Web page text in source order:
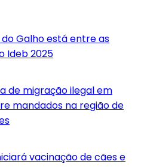
do Galho está entre as
Ideb 2025
de migração ilegal em
mandados na região de
vacinação de cães e